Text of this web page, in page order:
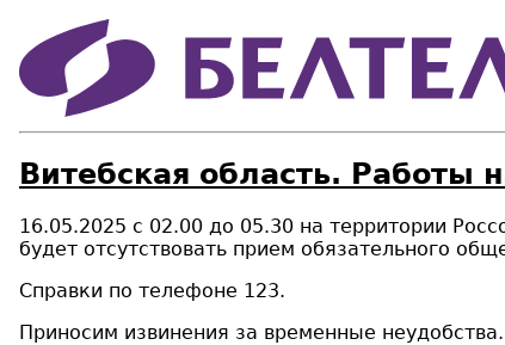
Витебская область. Работы
16.05.2025 с 02.00 до 05.30 на территории
будет отсутствовать прием обязательного
Справки по телефоне 123.
Приносим извинения за временные неудобства.